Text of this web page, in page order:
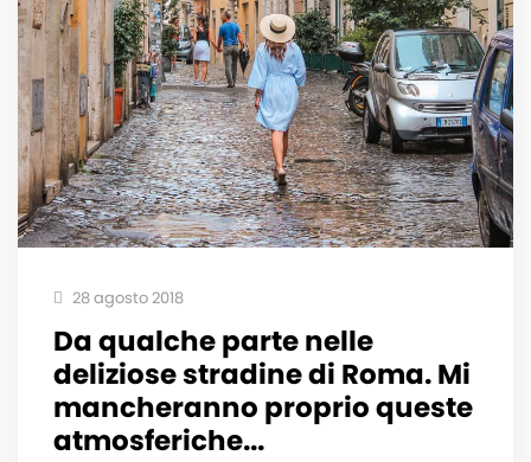
28 agosto 2018
Da qualche parte nelle
deliziose stradine di Roma. Mi
mancheranno proprio queste
atmosferiche...